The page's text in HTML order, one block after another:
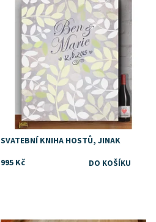
SVATEBNÍ KNIHA HOSTŮ, JINAK
995 Kč